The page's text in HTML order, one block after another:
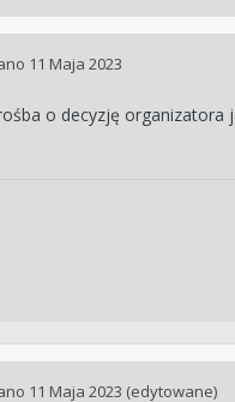
11 Maja 2023
o decyzję organizatora
11 Maja 2023 (edytowane)